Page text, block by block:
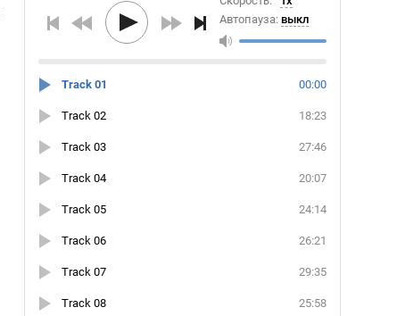
Автопауза: выкл
00:00
Track 01
18:23
Track 02
27:46
Track 03
20:07
Track 04
24:14
Track 05
26:21
Track 06
29:35
Track 07
25:58
Track 08